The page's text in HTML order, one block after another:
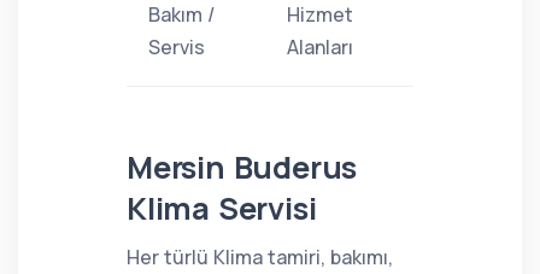
Bakım /
Servis
Hizmet
Alanları
Mersin Buderus
Klima Servisi
Her türlü Klima tamiri, bakımı,